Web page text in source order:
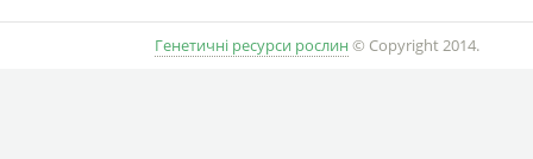
Генетичні ресурси рослин © Copyright 2014.